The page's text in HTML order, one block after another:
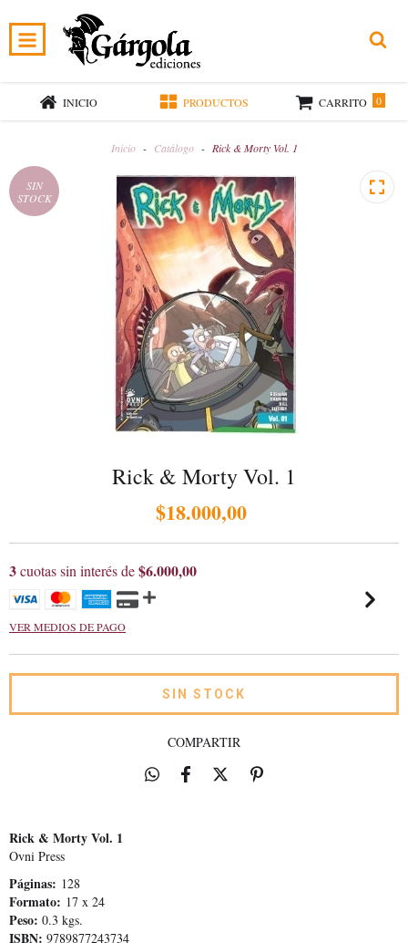
INICIO PRODUCTOS CARRITO 0
Inicio - Catálogo - Rick & Morty Vol. 1
SIN
STOCK
Rick & Morty Vol. 1
$18.000,00
3cuotas sin interés de$6.000,00
VER MEDIOS DE PAGO
COMPARTIR
Rick & Morty Vol. 1
Ovni Press
Páginas: 128
Formato: 17 x 24
Peso: 0.3 kgs.
ISBN: 9789877243734